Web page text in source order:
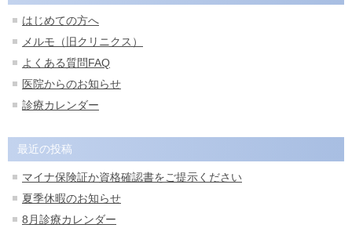
はじめての方へ
メルモ（旧クリニクス）
よくある質問FAQ
医院からのお知らせ
診療カレンダー
最近の投稿
マイナ保険証か資格確認書をご提示ください
夏季休暇のお知らせ
8月診療カレンダー